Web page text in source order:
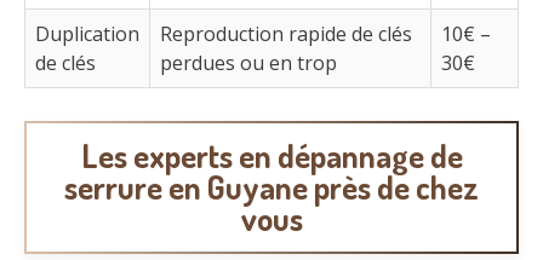
Duplication
de clés
Reproduction rapide de clés
perdues ou en trop
10€ –
30€
Les experts en dépannage de
serrure en Guyane près de chez
vous